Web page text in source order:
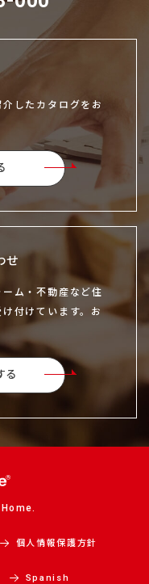
したカタログをお
せ
ム・不動産など住
付けています。お
る
個人情報保護方針
Spanish